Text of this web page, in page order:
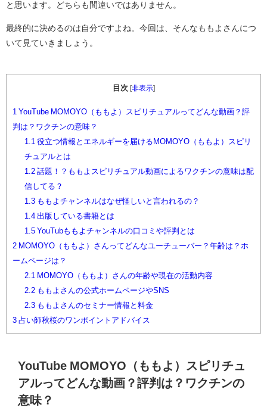
と思います。どちらも間違いではありません。
最終的に決めるのは自分ですよね。今回は、そんなももよさんにつ
いて見ていきましょう。
目次 非表示]
1 YouTube MOMOYO（ももよ）スピリチュアルってどんな動画？評
判は？ワクチンの意味？
1.1 役立つ情報とエネルギーを届けるMOMOYO（ももよ）スピリ
チュアルとは
1.2話題！？ももよスピリチュアル動画によるワクチンの意味は配
信してる？
1.3ももよチャンネルはなぜ怪しいと言われるの？
1.4出版している書籍とは
1.5YouTubももよチャンネルの口コミや評判とは
2 MOMOYO（ももよ）さんってどんなユーチューバー？年齢は？ホ
ームページは？
2.1
MOMOYO（ももよ）さんの年齢や現在の活動内容
2.2ももよさんの公式ホームページやSNS
2.3ももよさんのセミナー情報と料金
3 占い師秋桜のワンポイントアドバイス
YouTube MOMOYO（ももよ）スピリチュ
アルってどんな動画？評判は？ワクチンの
意味？